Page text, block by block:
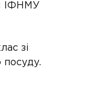
ІФНМУ
зі
посуду.